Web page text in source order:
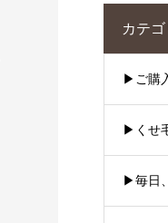
カテ
▶︎ご購
▶︎くせ
▶︎毎日